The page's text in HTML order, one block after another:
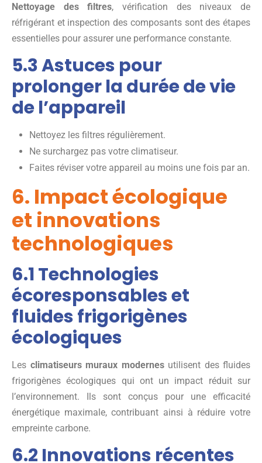
Nettoyage des filtres, vérification des niveaux de
réfrigérant et inspection des composants sont des étapes
essentielles pour assurer une performance constante.
5.3 Astuces pour
prolonger la durée de vie
de l’appareil
Nettoyez les filtres régulièrement.
Ne surchargez pas votre climatiseur.
Faites réviser votre appareil au moins une fois par an.
6. Impact écologique
et innovations
technologiques
6.1 Technologies
écoresponsables et
fluides frigorigènes
écologiques
Les climatiseurs muraux modernesutilisent des fluides
frigorigènes écologiques qui ont un impact réduit sur
l’environnement. Ils sont conçus pour une efficacité
énergétique maximale, contribuant ainsi à réduire votre
empreinte carbone.
6.2 Innovations récentes